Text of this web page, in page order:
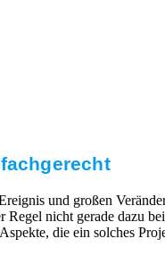
und großen
nicht gerade dazu
die ein solches